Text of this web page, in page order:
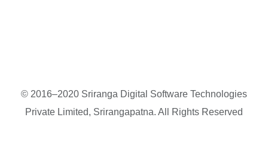
© 2016–2020 Sriranga Digital Software Technologies
Private Limited, Srirangapatna. All Rights Reserved